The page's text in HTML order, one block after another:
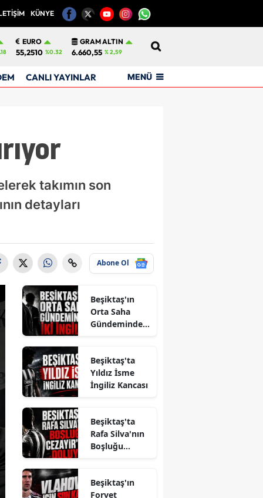
KÜNYE
EURO
55,2510 %0.32
GRAM ALTIN
6.660,55 % 2,59
CANLI YAYINLAR MENÜ
takımın son
detayları
Abone Ol
Beşiktaş'ın
Orta Saha
Gündeminde
Beşiktaş'ta
Yıldız İsme
İngiliz Kancası
Beşiktaş'ta
Rafa Silva'nın
Boşluğu
Beşiktaş'ın
Forvet